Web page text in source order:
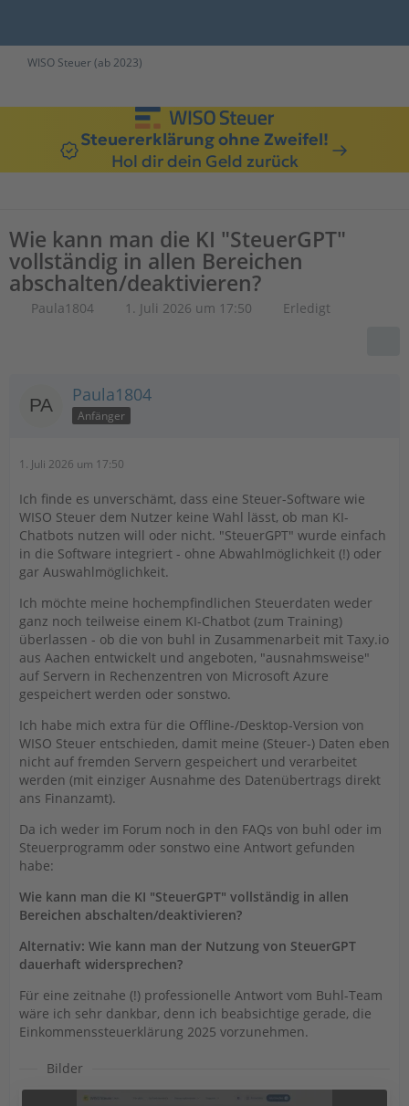
WISO Steuer (ab 2023)
Steuererklärung ohne Zweifel!
Hol dir dein Geld zurück
Wie kann man die KI "SteuerGPT"
vollständig in allen Bereichen
abschalten/deaktivieren?
Paula1804 1. Juli 2026 um 17:50 Erledigt
Paula1804
Anfänger
1. Juli 2026 um 17:50
Ich finde es unverschämt, dass eine Steuer-Software wie
WISO Steuer dem Nutzer keine Wahl lässt, ob man KI-
Chatbots nutzen will oder nicht. "SteuerGPT" wurde einfach
in die Software integriert - ohne Abwahlmöglichkeit (!) oder
gar Auswahlmöglichkeit.
Ich möchte meine hochempfindlichen Steuerdaten weder
ganz noch teilweise einem KI-Chatbot (zum Training)
überlassen - ob die von buhl in Zusammenarbeit mit Taxy.io
aus Aachen entwickelt und angeboten, "ausnahmsweise"
auf Servern in Rechenzentren von Microsoft Azure
gespeichert werden oder sonstwo.
Ich habe mich extra für die Offline-/Desktop-Version von
WISO Steuer entschieden, damit meine (Steuer-) Daten eben
nicht auf fremden Servern gespeichert und verarbeitet
werden (mit einziger Ausnahme des Datenübertrags direkt
ans Finanzamt).
Da ich weder im Forum noch in den FAQs von buhl oder im
Steuerprogramm oder sonstwo eine Antwort gefunden
habe:
Wie kann man die KI "SteuerGPT" vollständig in allen
Bereichen abschalten/deaktivieren?
Alternativ: Wie kann man der Nutzung von SteuerGPT
dauerhaft widersprechen?
Für eine zeitnahe (!) professionelle Antwort vom Buhl-Team
wäre ich sehr dankbar, denn ich beabsichtige gerade, die
Einkommenssteuerklärung 2025 vorzunehmen.
Bilder